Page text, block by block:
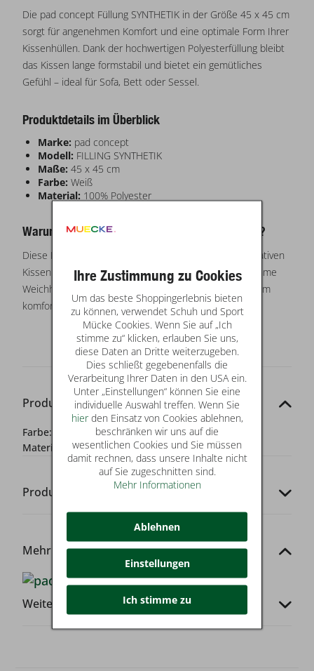
Die pad concept Füllung SYNTHETIK in der Größe 45 x 45 cm
sorgt für angenehmen Komfort und eine optimale Form Ihrer
Kissenhüllen. Dank der hochwertigen Polyesterfüllung bleibt
das Kissen lange formstabil und bietet ein gemütliches
Gefühl – ideal für Sofa, Bett oder Sessel.
Produktdetails im Überblick
Marke: pad concept
Modell: FILLING SYNTHETIK
Maße: 45 x 45 cm
Farbe: Weiß
Material: 100% Polyester
Warum die Füllung SYNTHETIK von pad concept?
Diese Füllung ist die perfekte Ergänzung zu den dekorativen
Kissenhüllen von pad concept. Sie bietet eine angenehme
Weichheit, ist langlebig und pflegeleicht – für ein rundum
komfortables Wohngefühl.
Produkt-Details
Farbe:
Materialzusammensetzung: 100% Polyester
Produkt-Codes
Mehr von dieser Marke
Weitere Infos
Ihre Zustimmung zu Cookies
Um das beste Shoppingerlebnis bieten
zu können, verwendet Schuh und Sport
Mücke Cookies. Wenn Sie auf „Ich
stimme zu“ klicken, erlauben Sie uns,
diese Daten an Dritte weiterzugeben.
Dies schließt gegebenenfalls die
Verarbeitung Ihrer Daten in den USA ein.
Unter „Einstellungen“ können Sie eine
individuelle Auswahl treffen. Wenn Sie
hierden Einsatz von Cookies ablehnen,
beschränken wir uns auf die
wesentlichen Cookies und Sie müssen
damit rechnen, dass unsere Inhalte nicht
auf Sie zugeschnitten sind.
Mehr Informationen
Ablehnen
Einstellungen
Ich stimme zu